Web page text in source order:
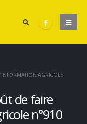
AGRICOLE
de faire
n°910